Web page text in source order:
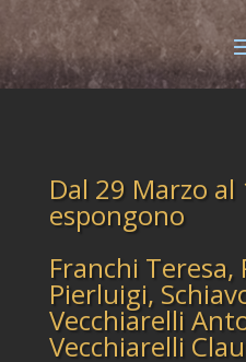
Dal 29 Marzo
espongono
Franchi Teresa,
Pierluigi,
Vecchiarelli
Vecchiarelli